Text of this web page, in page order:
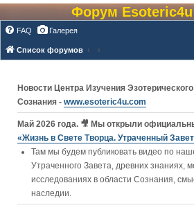
Форум
FAQ Галерея
Список форумов
Новости Центра Изучения
Сознания - www.esoteric4u.com
Май 2026 года. 🎥 Мы открыли
«Жизнь в Свете Творца. Утраченный
Там мы будем публиковать видео по
Утраченного Завета, древних знаниях,
исследованиях в области Сознания,
наследии.